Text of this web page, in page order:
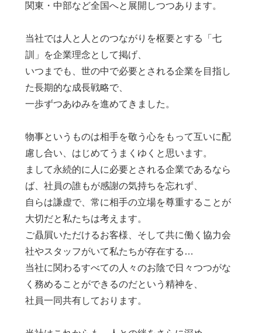
関東・中部など全国へと展開しつつあります。
当社では人と人とのつながりを枢要とする「七
訓」を企業理念として掲げ、
いつまでも、世の中で必要とされる企業を目指し
た長期的な成長戦略で、
一歩ずつあゆみを進めてきました。
物事というものは相手を敬う心をもって互いに配
慮し合い、はじめてうまくゆくと思います。
まして永続的に人に必要とされる企業であるなら
ば、社員の誰もが感謝の気持ちを忘れず、
自らは謙虚で、常に相手の立場を尊重することが
大切だと私たちは考えます。
ご贔屓いただけるお客様、そして共に働く協力会
社やスタッフがいて私たちが存在する…
当社に関わるすべての人々のお陰で日々つつがな
く務めることができるのだという精神を、
社員一同共有しております。